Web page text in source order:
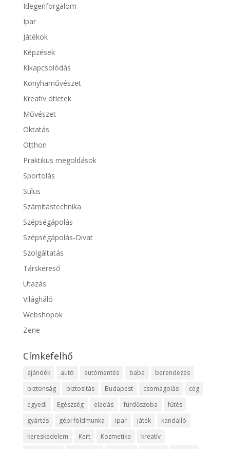
Idegenforgalom
Ipar
Játékok
Képzések
Kikapcsolódás
Konyhaművészet
Kreatív ötletek
Művészet
Oktatás
Otthon
Praktikus megoldások
Sportolás
Stílus
Számítástechnika
Szépségápolás
Szépségápolás-Divat
Szolgáltatás
Társkereső
Utazás
Világháló
Webshopok
Zene
Címkefelhő
ajándék autó autómentés baba
berendezés
biztonság
biztosítás Budapest csomagolás
cég
egyedi
Egészség eladás fürdőszoba
fűtés
gyártás
gépi földmunka ipar játék
kandalló
kereskedelem
Kert Kozmetika
kreatív